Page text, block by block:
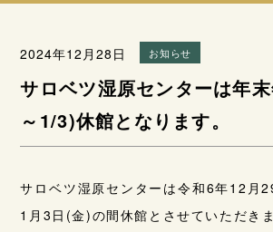
2024年12月28日 お知らせ
サロベツ湿原センターは年
～1/3)休館となります。
サロベツ湿原センターは令和6年12月
1月3日(金)の間休館とさせていただきま